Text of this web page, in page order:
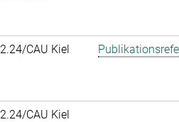
2.24/CAU Kiel
2.24/CAU Kiel